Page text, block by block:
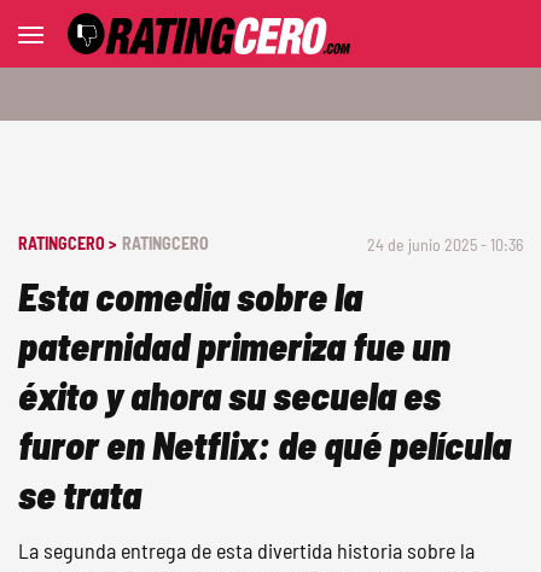
RATINGCERO > RATINGCERO 24 de junio 2025 - 10:36
Esta comedia sobre la
paternidad primeriza fue un
éxito y ahora su secuela es
furor en Netflix: de qué película
se trata
La segunda entrega de esta divertida historia sobre la